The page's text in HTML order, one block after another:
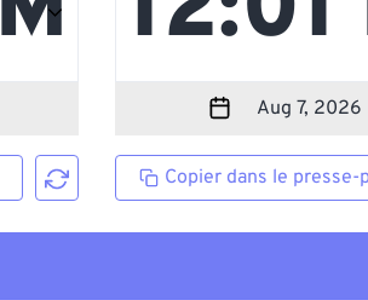
Copier dans le presse-